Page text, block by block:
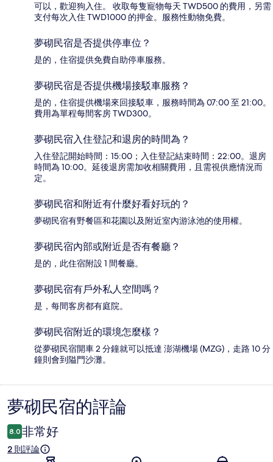
可以，歡迎狗入住。 收取每隻寵物每天 TWD500 的費用，另需
支付每次入住 TWD1000 的押金。服務性動物免費。
夢砌民宿是否提供停車位？
是的，住宿提供免費自助停車服務。
夢砌民宿是否提供機場接駁車服務？
是的，住宿提供機場來回接駁車，服務時間為 07:00 至 21:00。
費用為單程每間客房 TWD300。
夢砌民宿入住登記和退房的時間為？
入住登記開始時間：15:00；入住登記結束時間：22:00。退房
時間為 10:00。延後退房需加收相關費用，且需視供應情況而
定。
夢砌民宿和附近有什麼好看好玩的？
夢砌民宿有野餐區和花園以及附近室內游泳池的使用權。
夢砌民宿內部或附近是否有餐廳？
是的，此住宿附設 1 間餐廳。
夢砌民宿有戶外私人空間嗎？
是，每間客房都有庭院。
夢砌民宿附近的環境怎麼樣？
從夢砌民宿開車 2 分鐘就可以抵達 澎湖機場 (MZG)，走路 10 分
鐘則會到隘門沙灘。
評
論
夢砌民宿的評論
8.0 非常好
2 則評論